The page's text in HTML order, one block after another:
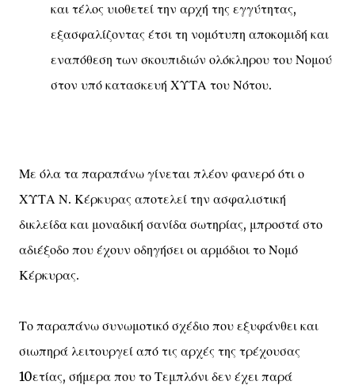
και τέλος υιοθετεί την αρχή της εγγύτητας,
εξασφαλίζοντας έτσι τη νομότυπη αποκομιδή και
εναπόθεση των σκουπιδιών ολόκληρου του Νομού
στον υπό κατασκευή ΧΥΤΑ του Νότου.
Με όλα τα παραπάνω γίνεται πλέον φανερό ότι ο
ΧΥΤΑ Ν. Κέρκυρας αποτελεί την ασφαλιστική
δικλείδα και μοναδική σανίδα σωτηρίας, μπροστά στο
αδιέξοδο που έχουν οδηγήσει οι αρμόδιοι το Νομό
Κέρκυρας.
Το παραπάνω συνωμοτικό σχέδιο που εξυφάνθει και
σιωπηρά λειτουργεί από τις αρχές της τρέχουσας
10ετίας, σήμερα που το Τεμπλόνι δεν έχει παρά